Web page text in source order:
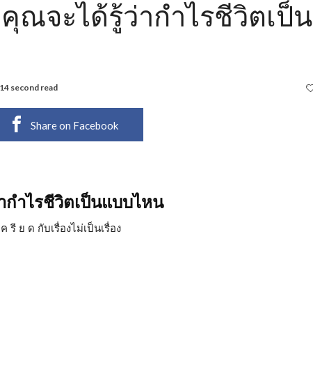
ณจะได้รู้ว่ากำไรชีวิตเป็น
14 second read
Share on Facebook
ำไรชีวิตเป็นแบบไหน
รี ย ด กับเรื่องไม่เป็นเรื่อง